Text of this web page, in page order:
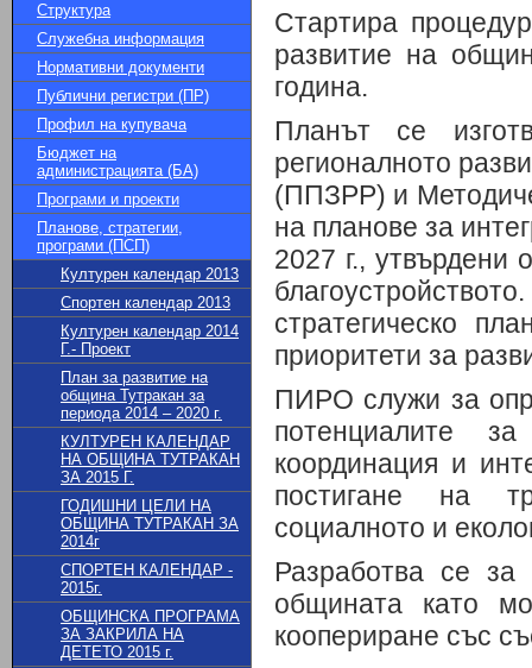
Структура
Служебна информация
Нормативни документи
Публични регистри (ПР)
Профил на купувача
Бюджет на
администрацията (БА)
Програми и проекти
Планове, стратегии,
програми (ПСП)
Културен календар 2013
Спортен календар 2013
Културен календар 2014
Г.- Проект
План за развитие на
община Тутракан за
периода 2014 – 2020 г.
КУЛТУРЕН КАЛЕНДАР
НА ОБЩИНА ТУТРАКАН
ЗА 2015 Г.
ГОДИШНИ ЦЕЛИ НА
ОБЩИНА ТУТРАКАН ЗА
2014г
СПОРТЕН КАЛЕНДАР -
2015г.
ОБЩИНСКА ПРОГРАМА
ЗА ЗАКРИЛА НА
ДЕТЕТО 2015 г.
Стартира
развитие на
година.
Планът се
регионалното
(ППЗРР) и
на планове за
2027 г., утвърдени
стратегическо
приоритети за
ПИРО служи за
потенциалите
координация и
постигане на
социалното и
Разработва се
общината като
коопериране със